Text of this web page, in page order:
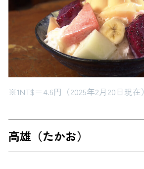
※1NT$＝4.6円（2025年2月20日現在）
高雄（たかお）